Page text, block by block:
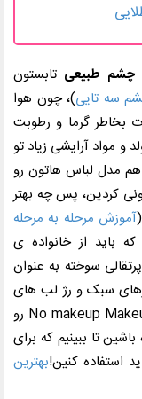
چشم طبیعی تابستون
سه تایی)، چون هوا
بخاطر گرما و رطوبت
و مواد آرایشی زیاد تو
هم مدل لباس هاتون رو
کردین، پس چه بهتر
آموزش مرحله به مرحله
باید از خانواده ی
سوخته به عنوان
سبک و رژ لب های
No makeup رو
تا ببینیم که برای
استفاده کنین!بهترین